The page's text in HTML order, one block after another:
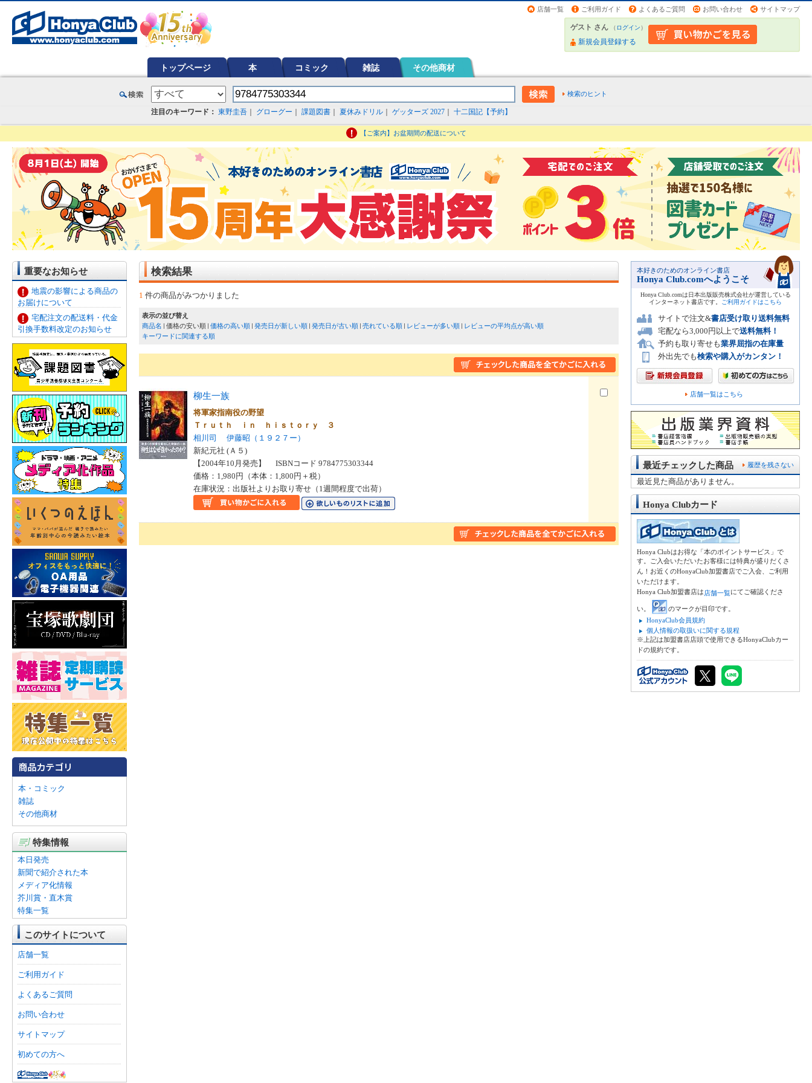
店舗一覧 ご利用ガイド よくあるご質問 お問い合わせ サイトマップ
ゲスト さん （ログイン）
新規会員登録する
トップページ 本 コミック 雑誌 その他商材
検索のヒント
注目のキーワード： 東野圭吾 グローグー 課題図書 夏休みドリル ゲッターズ 2027 十二国記【予約】
【ご案内】お盆期間の配送について
重要なお知らせ
地震の影響による商品の
お届けについて
宅配注文の配送料・代金
引換手数料改定のお知らせ
本・コミック
雑誌
その他商材
特集情報
本日発売
新聞で紹介された本
メディア化情報
芥川賞・直木賞
特集一覧
このサイトについて
店舗一覧
ご利用ガイド
よくあるご質問
お問い合わせ
サイトマップ
初めての方へ
検索結果
1 件の商品がみつかりました
表示の並び替え
商品名
価格の安い順 価格の高い順 発売日が新しい順 発売日が古い順 売れている順 レビューが多い順
レビューの平均点が高い順
キーワードに関連する順
柳生一族
将軍家指南役の野望
Ｔｒｕｔｈ ｉｎ ｈｉｓｔｏｒｙ ３
相川司
伊藤昭（１９２７ー）
新紀元社 (Ａ５)
【2004年10月発売】 ISBNコード 9784775303344
価格：1,980円（本体：1,800円＋税）
在庫状況：出版社よりお取り寄せ（1週間程度で出荷）
本好きのためのオンライン書店
Honya Club.comへようこそ
Honya Club.comは日本出版販売株式会社が運営している
インターネット書店です。
ご利用ガイドはこちら
サイトで注文&書店受け取り送料無料
宅配なら3,000円以上で送料無料！
予約も取り寄せも業界屈指の在庫量
外出先でも検索や購入がカンタン！
店舗一覧はこちら
履歴を残さない
最近チェックした商品
最近見た商品がありません。
Honya Clubカード
Honya Clubはお得な「本のポイントサービス」で
す。ご入会いただいたお客様には特典が盛りだくさ
ん！お近くのHonyaClub加盟書店でご入会、ご利用
いただけます。
Honya Club加盟書店は店舗一覧にてご確認くださ
い。
のマークが目印です。
HonyaClub会員規約
個人情報の取扱いに関する規程
※上記は加盟書店店頭で使用できるHonyaClubカー
ドの規約です。